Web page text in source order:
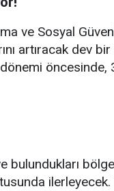
ve Sosyal
artıracak dev bir
öncesinde,
bulundukları